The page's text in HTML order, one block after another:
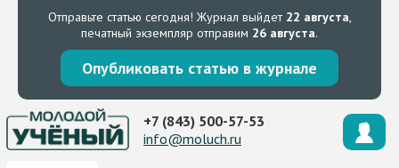
Отправьте статью сегодня! Журнал выйдет 22 августа,
печатный экземпляр отправим 26 августа.
Опубликовать статью в журнале
+7 (843) 500-57-53
info@moluch.ru